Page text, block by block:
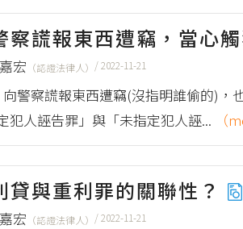
察謊報東西遭竊，當心
宏 （認證法律人） / 2022-11-21
警察謊報東西遭竊(沒指明誰偷的)，
犯人誣告罪」與「未指定犯人誣...
（
貸與重利罪的關聯性？
宏 （認證法律人） / 2022-11-21